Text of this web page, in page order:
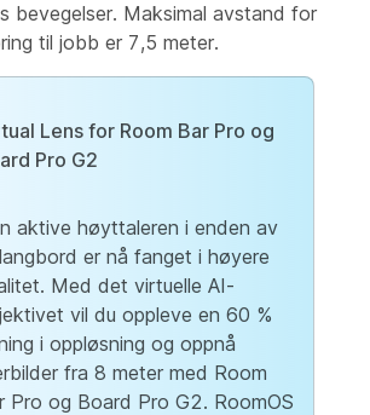
bevegelser. Maksimal avstand for
til jobb er 7,5 meter.
Lens for Room Bar Pro og
Pro G2
aktive høyttaleren i enden av
er nå fanget i høyere
Med det virtuelle AI-
vil du oppleve en 60 %
i oppløsning og oppnå
fra 8 meter med Room
Pro og Board Pro G2. RoomOS